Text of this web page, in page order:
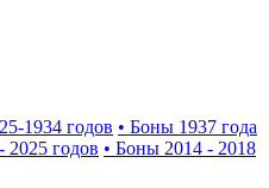
1934 годов • Боны 1937 года
2025 годов • Боны 2014 - 2018